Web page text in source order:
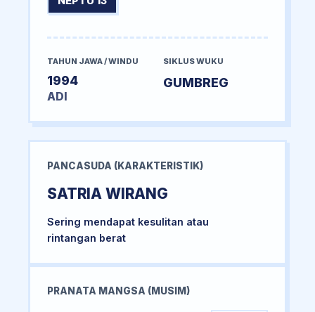
TAHUN JAWA / WINDU
1994
ADI
SIKLUS WUKU
GUMBREG
PANCASUDA (KARAKTERISTIK)
SATRIA WIRANG
Sering mendapat kesulitan atau
rintangan berat
PRANATA MANGSA (MUSIM)